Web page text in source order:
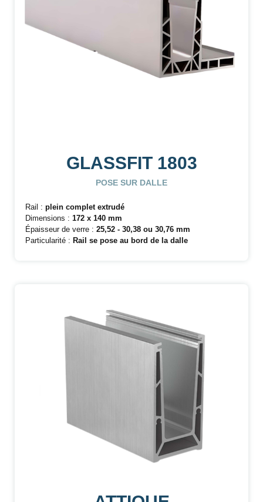
GLASSFIT 1803
POSE SUR DALLE
Rail : plein complet extrudé
Dimensions : 172 x 140 mm
Épaisseur de verre : 25,52 - 30,38 ou 30,76 mm
Particularité : Rail se pose au bord de la dalle